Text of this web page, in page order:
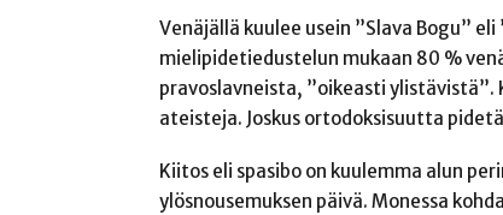
Venäjällä kuulee usein ”Slava Bogu”
mielipidetiedustelun mukaan 80 %
pravoslavneista, ”oikeasti ylistävistä”.
ateisteja. Joskus ortodoksisuutta
Kiitos eli spasibo on kuulemma alun
ylösnousemuksen päivä. Monessa